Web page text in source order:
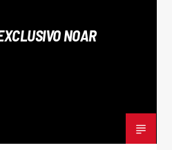
NOAR